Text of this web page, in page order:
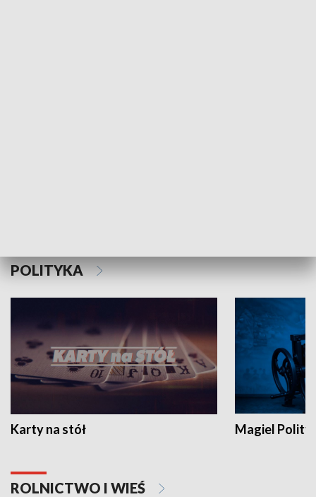
POLITYKA
Karty na stół Magiel
ROLNICTWO I WIEŚ